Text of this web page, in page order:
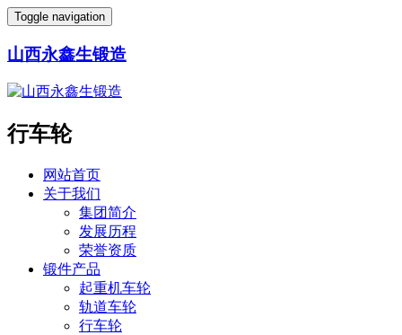
Toggle navigation
山西永鑫生锻造
行车轮
网站首页
关于我们
集团简介
发展历程
荣誉资质
锻件产品
起重机车轮
轨道车轮
行车轮